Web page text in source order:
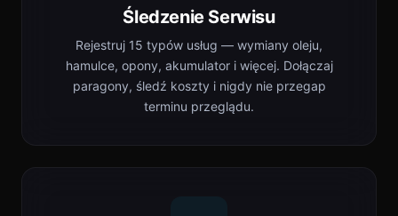
Śledzenie Serwisu
Rejestruj 15 typów usług — wymiany oleju,
hamulce, opony, akumulator i więcej. Dołączaj
paragony, śledź koszty i nigdy nie przegap
terminu przeglądu.